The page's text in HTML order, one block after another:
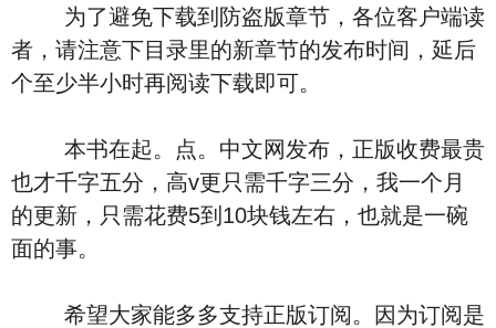
为了避免下载到防盗版章节，各位客户端读
者，请注意下目录里的新章节的发布时间，延后
个至少半小时再阅读下载即可。
本书在起。点。中文网发布，正版收费最贵
也才千字五分，高v更只需千字三分，我一个月
的更新，只需花费5到10块钱左右，也就是一碗
面的事。
希望大家能多多支持正版订阅。因为订阅是